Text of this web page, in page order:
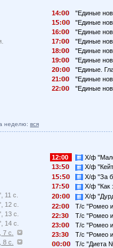
14:
"Единые
1
:
"Единые
16:
"Единые
17:
"Единые
18:
"Единые
19:
"Единые
2
:
"Единые.
21:
"Единые
22:
"Единые
неделю: вся
11 с.
12 с.
13 с.
14 с.
с.
с.
12:00
Х/ф
13:
Х/ф
1
:
Х/ф "За
17:
Х/ф "Как
2
:
Х/ф
22:
Т/с "Ромео
22:3
Т/с "Ромео
23:
Т/с "Ромео
23:3
Т/с "Ромео
:
Т/с "Диета